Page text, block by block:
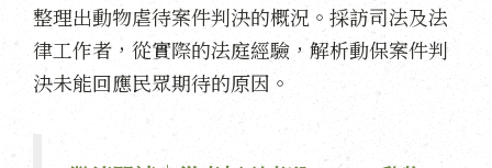
整理出動物虐待案件判決的概況。採訪司法及法
律工作者，從實際的法庭經驗，解析動保案件判
決未能回應民眾期待的原因。